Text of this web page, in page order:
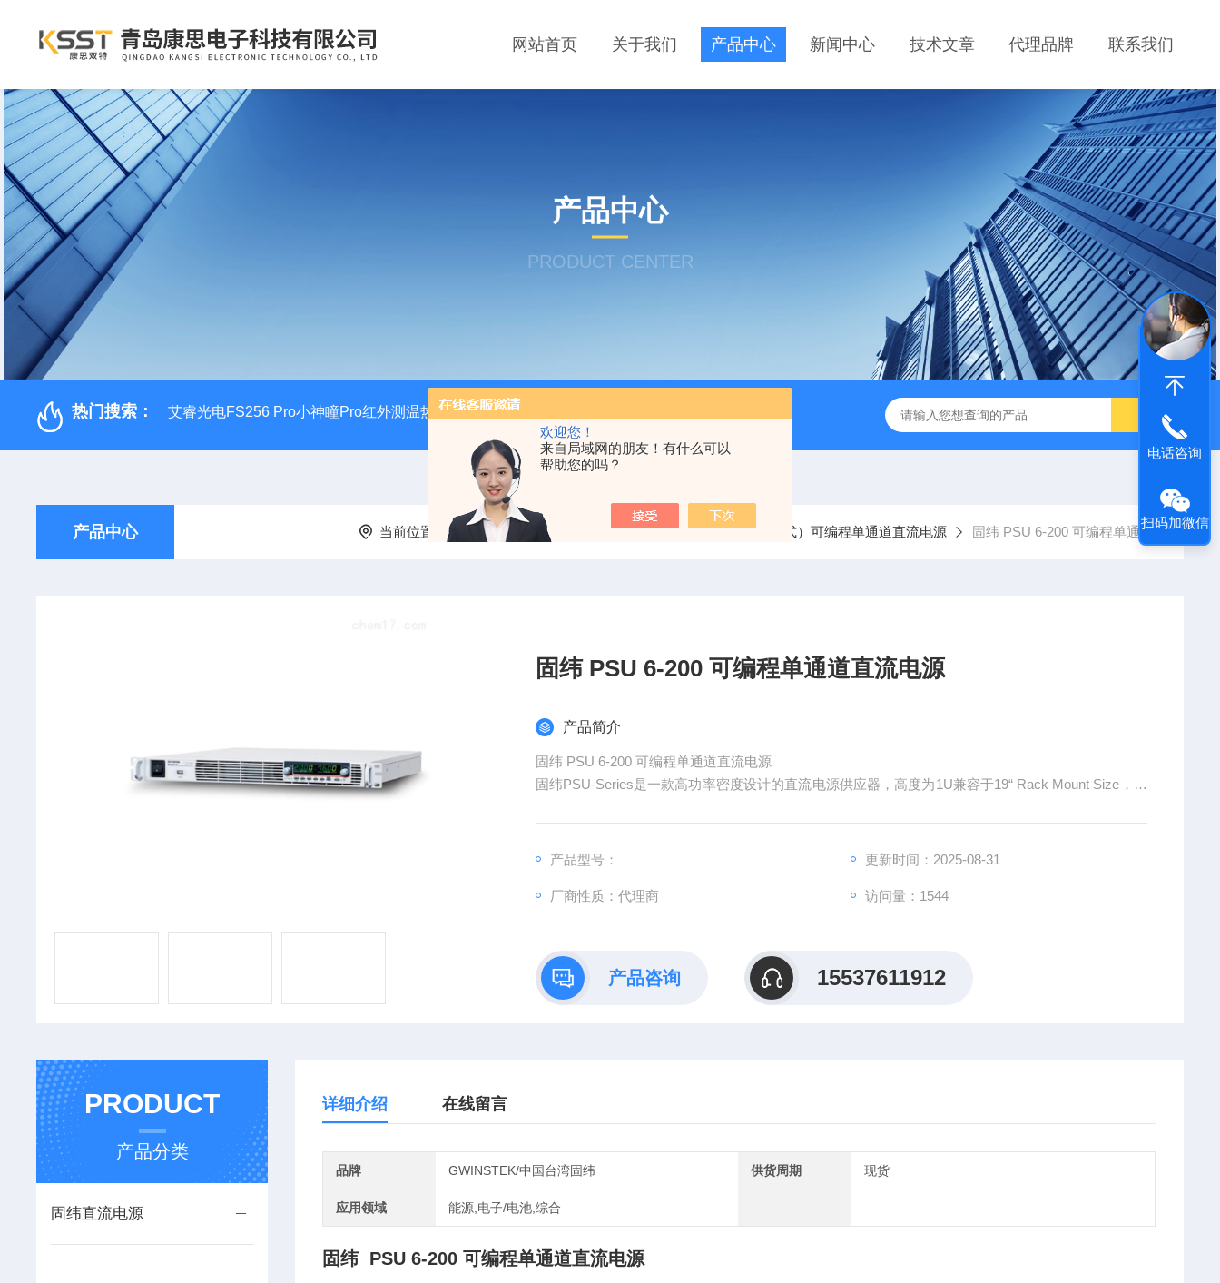
欢迎您！
来自局域网的朋友！有什么可以
帮助您的吗？
网站首页 关于我们 产品中心 新闻中心 技术文章 代理品牌 联系我们
产品中心
PRODUCT CENTER
热门搜索： 艾睿光电FS256 Pro小神瞳Pro红外测温热像仪 固纬 AFG-2225 双通道任意波信号发生器 APS-7050E 交流电源 固纬 GSP-730 频谱分析仪 艾睿光电
产品中心 当前位置： 首页 产品中心 固纬直流电源 PSU系列（开关式）可编程单通道直流电源 固纬 PSU 6-200 可编程单通道直流电源
固纬 PSU 6-200 可编程单通道直流电源
产品简介
固纬 PSU 6-200 可编程单通道直流电源
固纬PSU-Series是一款高功率密度设计的直流电源供应器，高度为1U兼容于19“ Rack Mount Size，适
产品型号： 更新时间：2025-08-31
厂商性质：代理商 访问量：1544
产品咨询 15537611912
PRODUCT
产品分类
固纬直流电源
详细介绍 在线留言
品牌 GWINSTEK/中国台湾固纬 供货周期 现货
应用领域 能源,电子/电池,综合
固纬 PSU 6-200 可编程单通道直流电源
电话咨询
扫码加微信